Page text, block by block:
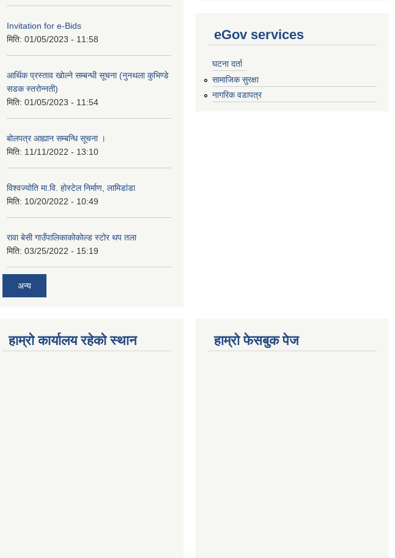
Invitation for e-Bids
मिति: 01/05/2023 - 11:58
आर्थिक प्रस्ताव खोल्ने सम्बन्धी सूचना (नुनथला कुभिण्डे
सडक स्तरोन्नती)
मिति: 01/05/2023 - 11:54
बोलपत्र आह्यान सम्बन्धि सूचना ।
मिति: 11/11/2022 - 13:10
विश्वज्योति मा.वि. होस्टेल निर्माण, लामिडांडा
मिति: 10/20/2022 - 10:49
रावा बेसी गाउँपालिकाकोकोल्ड स्टोर थप तला
मिति: 03/25/2022 - 15:19
अन्य
eGov services
घटना दर्ता
सामाजिक सुरक्षा
नागरिक वडापत्र
हाम्रो कार्यालय रहेको स्थान हाम्रो फेसबुक पेज